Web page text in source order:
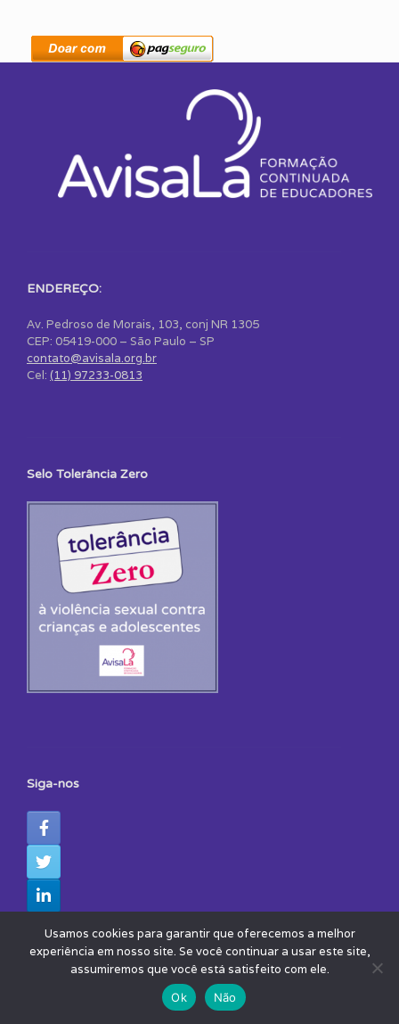
ENDEREÇO:
Av. Pedroso de Morais, 103, conj NR 1305
CEP: 05419-000 – São Paulo – SP
contato@avisala.org.br
Cel: (11) 97233-0813
Selo Tolerância Zero
Siga-nos
Usamos cookies para garantir que oferecemos a melhor
experiência em nosso site. Se você continuar a usar este site,
assumiremos que você está satisfeito com ele.
Ok Não